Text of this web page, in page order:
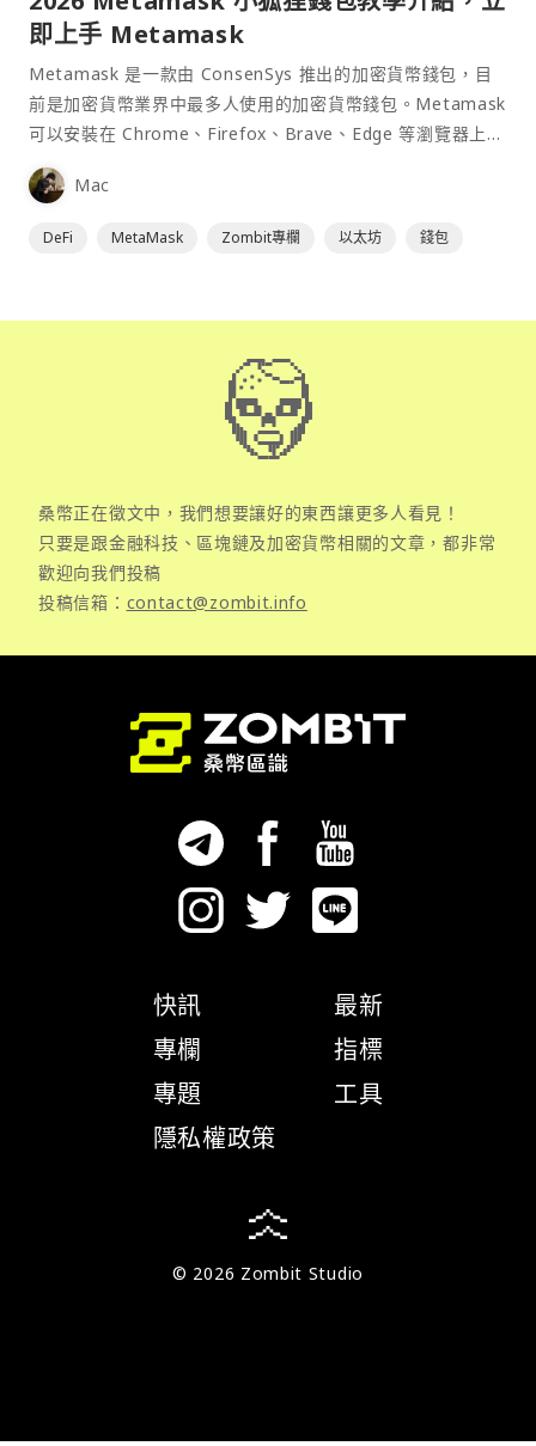
即上手 Metamask
Metamask 是一款由 ConsenSys 推出的加密貨幣錢包，目
前是加密貨幣業界中最多人使用的加密貨幣錢包。Metamask
可以安裝在 Chrome、Firefox、Brave、Edge 等瀏覽器上作
為插件使用，具備許多功能且使用上非常方便。
Mac
DeFi MetaMask Zombit專欄 以太坊 錢包
桑幣正在徵文中，我們想要讓好的東西讓更多人看見！
只要是跟金融科技、區塊鏈及加密貨幣相關的文章，都非常
歡迎向我們投稿
投稿信箱： contact@zombit.info
快訊
專欄
專題
隱私權政策
最新
指標
工具
© 2026 Zombit Studio